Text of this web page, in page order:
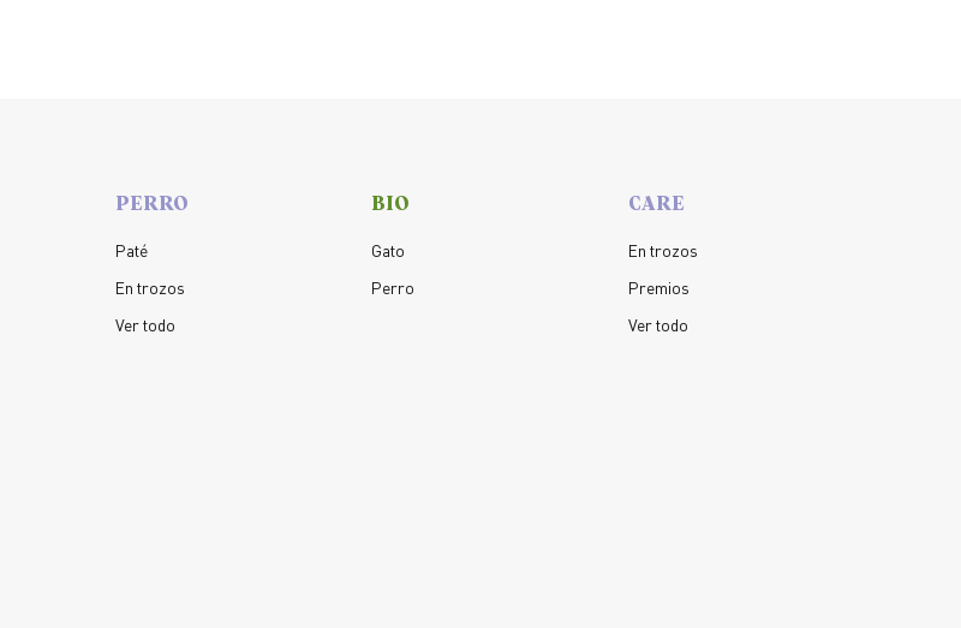
PERRO
Paté
En trozos
Ver todo
BIO
Gato
Perro
CARE
En trozos
Premios
Ver todo